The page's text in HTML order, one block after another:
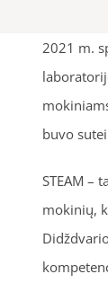
2021 m.
buvo
STEAM –
mokinių,